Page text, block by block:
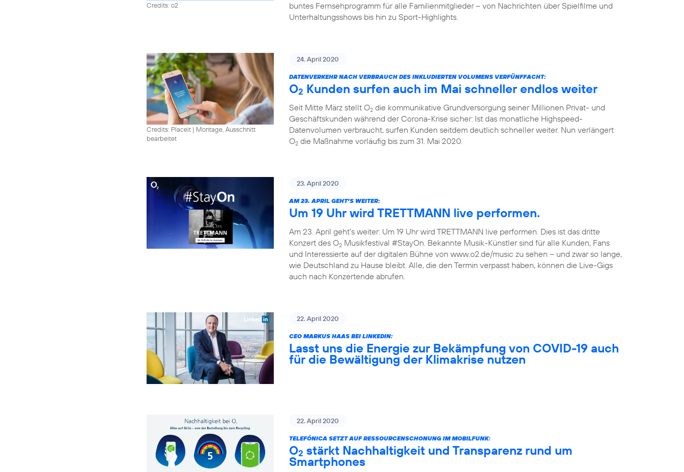
Credits: o2
buntes Fernsehprogramm für alle Familienmitglieder – von Nachrichten über Spielfilme und
Unterhaltungsshows bis hin zu Sport-Highlights.
Credits: Placeit | Montage, Ausschnitt
bearbeitet
24. April 2020
DATENVERKEHR NACH VERBRAUCH DES INKLUDIERTEN VOLUMENS VERFÜNFFACHT:
O2 Kunden surfen auch im Mai schneller endlos weiter
Seit Mitte März stellt O2 die kommunikative Grundversorgung seiner Millionen Privat- und
Geschäftskunden während der Corona-Krise sicher: Ist das monatliche Highspeed-
Datenvolumen verbraucht, surfen Kunden seitdem deutlich schneller weiter. Nun verlängert
O2 die Maßnahme vorläufig bis zum 31. Mai 2020.
23. April 2020
AM 23. APRIL GEHT’S WEITER:
Um 19 Uhr wird TRETTMANN live performen.
Am 23. April geht’s weiter: Um 19 Uhr wird TRETTMANN live performen. Dies ist das dritte
Konzert des O2 Musikfestival #StayOn. Bekannte Musik-Künstler sind für alle Kunden, Fans
und Interessierte auf der digitalen Bühne von www.o2.de/music zu sehen – und zwar so lange,
wie Deutschland zu Hause bleibt. Alle, die den Termin verpasst haben, können die Live-Gigs
auch nach Konzertende abrufen.
22. April 2020
CEO MARKUS HAAS BEI LINKEDIN:
Lasst uns die Energie zur Bekämpfung von COVID-19 auch
für die Bewältigung der Klimakrise nutzen
22. April 2020
TELEFÓNICA SETZT AUF RESSOURCENSCHONUNG IM MOBILFUNK:
O2 stärkt Nachhaltigkeit und Transparenz rund um
Smartphones